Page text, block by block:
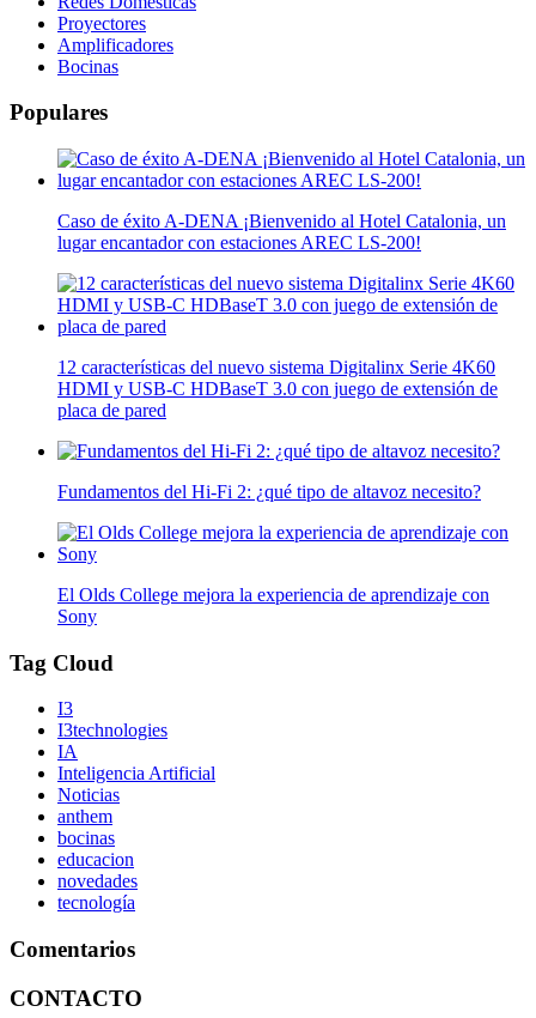
Proyectores
Amplificadores
Bocinas
Populares
Caso de éxito A-DENA ¡Bienvenido al Hotel Catalonia, un
lugar encantador con estaciones AREC LS-200!
12 características del nuevo sistema Digitalinx Serie 4K60
HDMI y USB-C HDBaseT 3.0 con juego de extensión de
placa de pared
Fundamentos del Hi-Fi 2: ¿qué tipo de altavoz necesito?
El Olds College mejora la experiencia de aprendizaje con
Sony
Tag Cloud
I3
I3technologies
IA
Inteligencia Artificial
Noticias
anthem
bocinas
educacion
novedades
tecnología
Comentarios
CONTACTO